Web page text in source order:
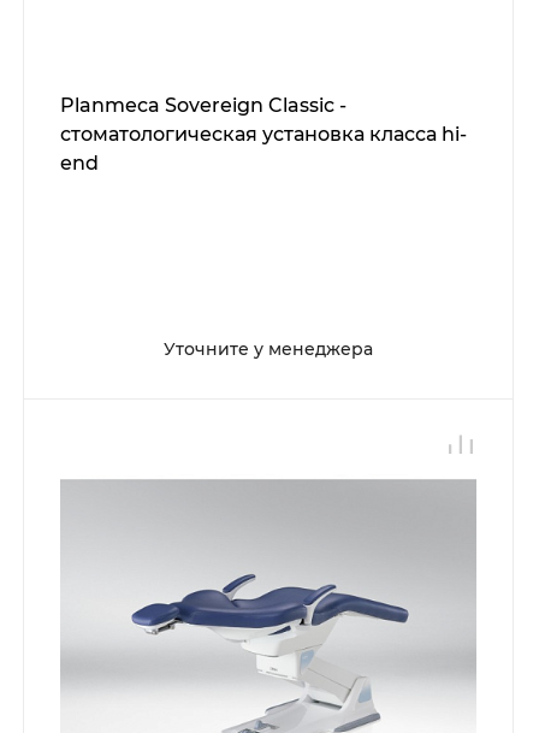
Planmeca Sovereign Classic -
стоматологическая установка класса hi-
end
Уточните у менеджера